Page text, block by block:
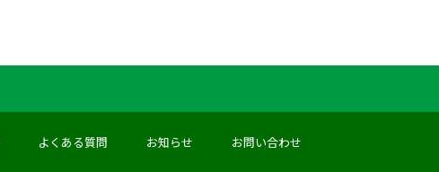
よくある質問 お知らせ お問い合わせ